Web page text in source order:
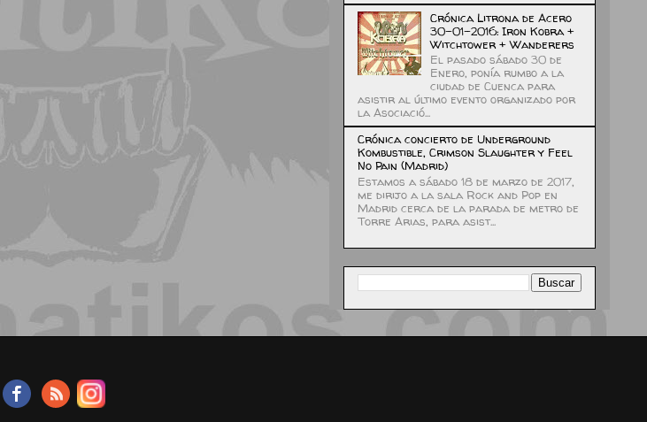
Crónica Litrona de Acero
30-01-2016: Iron Kobra +
Witchtower + Wanderers
El pasado sábado 30 de
Enero, ponía rumbo a la
ciudad de Cuenca para
asistir al último evento organizado por
la Asociació...
Crónica concierto de Underground
Kombustible, Crimson Slaughter y Feel
No Pain (Madrid)
Estamos a sábado 18 de marzo de 2017,
me dirijo a la sala Rock and Pop en
Madrid cerca de la parada de metro de
Torre Arias, para asist...